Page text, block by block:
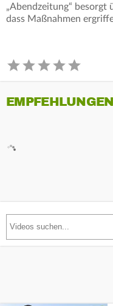
„Abendzeitung“
dass Maßnahmen
EMPFEHLUNGEN